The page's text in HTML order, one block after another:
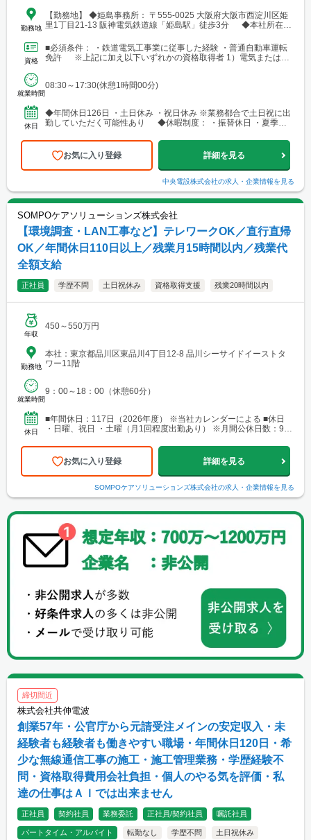
勤務地
【勤務地】 ◆姫島事務所： 〒555-0025 大阪府大阪市西淀川区姫
里1丁目21-13 阪神電気鉄道線「姫島駅」徒歩3分 ◆本社所在
ンタービルディング14階 阪神線「野田駅」徒歩2分
資格
■必須条件： ・鉄道電気工事業に従事した経験 ・普通自動車運転
免許 ※上記に加え以下いずれかの資格取得者 1）電気または電
就業時間
08:30～17:30(休憩1時間00分)
休日
◆年間休日126日 ・土日休み ・祝日休み ※業務都合で土日祝に出
勤していただく可能性あり ◆休暇制度： ・振替休日 ・夏季休
お気に入り登録 詳細を見る
中央電設株式会社の求人・企業情報を見る
SOMPOケアソリューションズ株式会社
【環境調査・LAN工事など】テレワークOK／直行直帰
OK／年間休日110日以上／残業月15時間以内／残業代
全額支給
正社員 学歴不問 土日祝休み 資格取得支援 残業20時間以内
年収
450～550万円
勤務地
本社：東京都品川区東品川4丁目12-8 品川シーサイドイーストタ
ワー11階
就業時間
9：00～18：00（休憩60分）
休日
■年間休日：117日（2026年度） ※当社カレンダーによる ■休日
・日曜、祝日 ・土曜（月1回程度出勤あり） ※月間公休日数：9日
お気に入り登録 詳細を見る
SOMPOケアソリューションズ株式会社の求人・企業情報を見る
締切間近
株式会社共伸電波
創業57年・公官庁から元請受注メインの安定収入・未
経験者も経験者も働きやすい職場・年間休日120日・希
少な無線通信工事の施工・施工管理業務・学歴経験不
問・資格取得費用会社負担・個人のやる気を評価・私
達の仕事はＡＩでは出来ません
正社員 契約社員 業務委託 正社員/契約社員 嘱託社員
パートタイム・アルバイト 転勤なし 学歴不問 土日祝休み